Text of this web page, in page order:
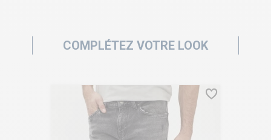
COMPLÉTEZ VOTRE LOOK